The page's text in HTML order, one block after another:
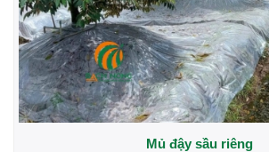
Mủ đậy sầu riêng